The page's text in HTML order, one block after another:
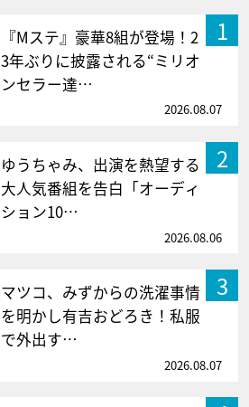
1
『Mステ』豪華8組が登場！2
3年ぶりに披露される“ミリオ
ンセラー達…
2026.08.07
2
ゆうちゃみ、出演を熱望する
大人気番組を告白「オーディ
ション10…
2026.08.06
3
マツコ、みずからの洗濯事情
を明かし有吉おどろき！私服
で外出す…
2026.08.07